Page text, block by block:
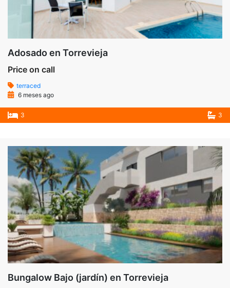
Adosado en Torrevieja
Price on call
terraced
6 meses ago
3 3
Bungalow Bajo (jardín) en Torrevieja